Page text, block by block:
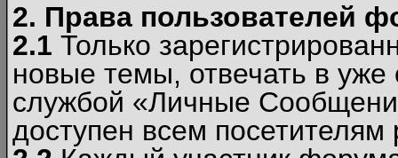
2. Права пользователей
2.1 Только
новые темы, отвечать в
службой «Личные
доступен всем посетителям